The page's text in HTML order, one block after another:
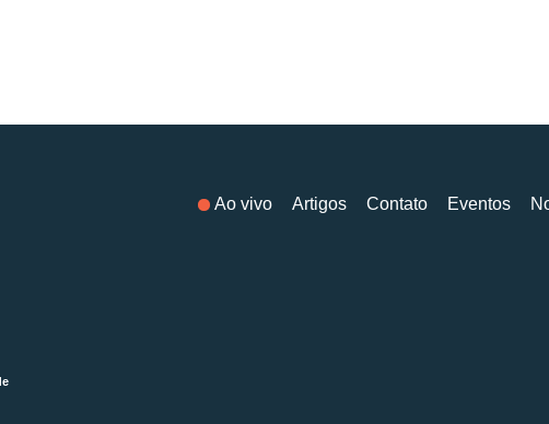
Ao vivo Artigos Contato Eventos